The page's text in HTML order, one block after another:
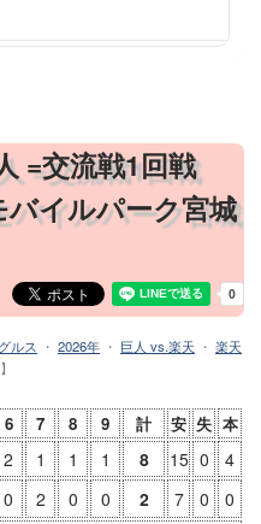
島
=交流戦1回戦
イルパーク宮城
ルス ・ 2026年 ・ 巨人 vs.楽天 ・ 楽天
】
6 7 8 9 計 安 失 本
2 1 1 1 8 15 0
4
0 2 0 0 2 7 0
0